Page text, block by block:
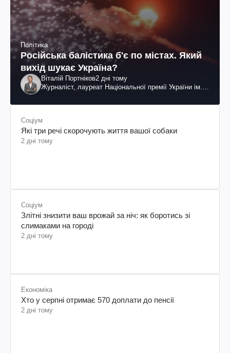
Політика
Російська балістика б'є по містах. Який
вихід шукає Україна?
Віталій Портніков2 дні тому
Журналіст, лауреат Національної премії України ім.
Соціум
Які три речі скорочують життя вашої собаки
2 дні тому
Соціум
Злітні знизити ваш врожай за ніч: як боротись зі
слимаками на городі
2 дні тому
Економіка
Хто у серпні отримає 570 доплати до пенсії
2 дні тому